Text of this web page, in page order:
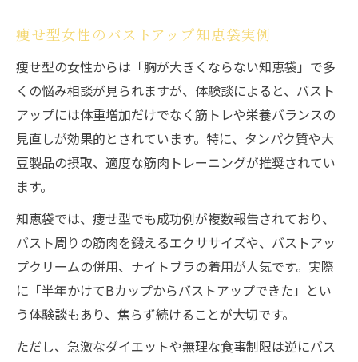
知恵袋活用の美胸ケア体験談まとめ
バストアップ方法と日常の美胸ケアの関係
知恵袋で話題の美胸ケアアイデア紹介
知恵袋で分かるバストアップの本音
バストアップ知恵袋のリアルな本音を調査
胸を大きくしたい女性が語る悩みと解決策
本当に効果あるバストアップ情報の見極め
方
バストアップに関する誤解と正しい知識
セルフケアで叶う自然なバストアップ
セルフケアで実現するバストアップ方法
バストアップマッサージのポイント解説
痩せ型女性のバストアップ知恵袋実例
痩せ型の女性からは「胸が大きくならない知恵袋」で多
くの悩み相談が見られますが、体験談によると、バスト
アップには体重増加だけでなく筋トレや栄養バランスの
見直しが効果的とされています。特に、タンパク質や大
豆製品の摂取、適度な筋肉トレーニングが推奨されてい
ます。
知恵袋では、痩せ型でも成功例が複数報告されており、
バスト周りの筋肉を鍛えるエクササイズや、バストアッ
プクリームの併用、ナイトブラの着用が人気です。実際
に「半年かけてBカップからバストアップできた」とい
う体験談もあり、焦らず続けることが大切です。
ただし、急激なダイエットや無理な食事制限は逆にバス